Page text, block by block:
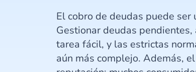
El cobro de deudas puede ser
Gestionar deudas
tarea fácil, y las estrictas
aún más complejo. Además,